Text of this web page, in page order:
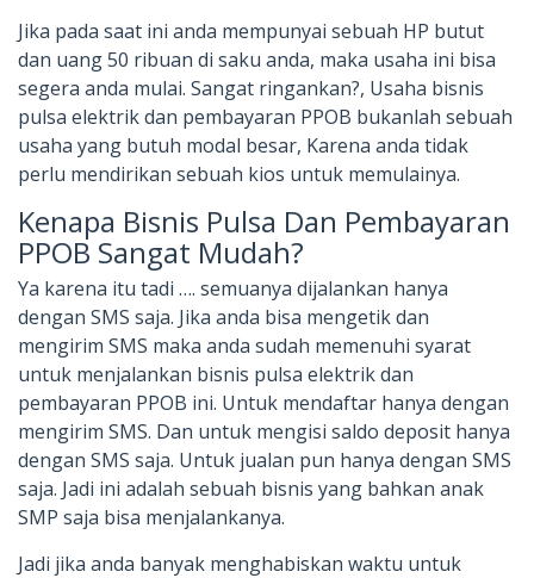
Jika pada saat ini anda mempunyai sebuah HP butut
dan uang 50 ribuan di saku anda, maka usaha ini bisa
segera anda mulai. Sangat ringankan?, Usaha bisnis
pulsa elektrik dan pembayaran PPOB bukanlah sebuah
usaha yang butuh modal besar, Karena anda tidak
perlu mendirikan sebuah kios untuk memulainya.
Kenapa Bisnis Pulsa Dan Pembayaran
PPOB Sangat Mudah?
Ya karena itu tadi …. semuanya dijalankan hanya
dengan SMS saja. Jika anda bisa mengetik dan
mengirim SMS maka anda sudah memenuhi syarat
untuk menjalankan bisnis pulsa elektrik dan
pembayaran PPOB ini. Untuk mendaftar hanya dengan
mengirim SMS. Dan untuk mengisi saldo deposit hanya
dengan SMS saja. Untuk jualan pun hanya dengan SMS
saja. Jadi ini adalah sebuah bisnis yang bahkan anak
SMP saja bisa menjalankanya.
Jadi jika anda banyak menghabiskan waktu untuk